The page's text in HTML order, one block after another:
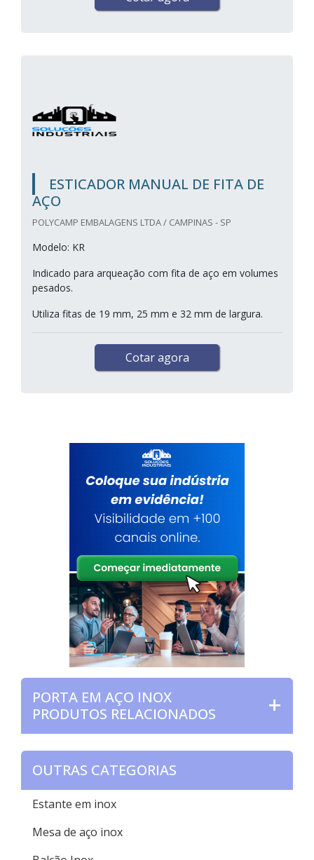
ESTICADOR MANUAL DE FITA DE
AÇO
POLYCAMP EMBALAGENS LTDA / CAMPINAS - SP
Modelo: KR
Indicado para arqueação com fita de aço em volumes
pesados.
Utiliza fitas de 19 mm, 25 mm e 32 mm de largura.
Cotar agora
PORTA EM AÇO INOX
PRODUTOS RELACIONADOS
OUTRAS CATEGORIAS
Estante em inox
Mesa de aço inox